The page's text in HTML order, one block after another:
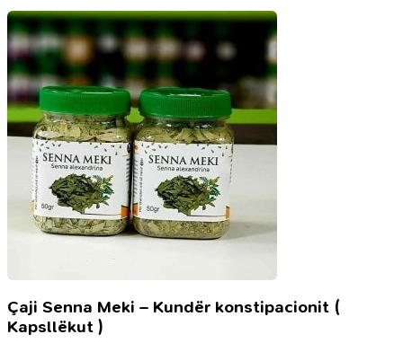
Çaji Senna Meki – Kundër konstipacionit (
Kapsllëkut )